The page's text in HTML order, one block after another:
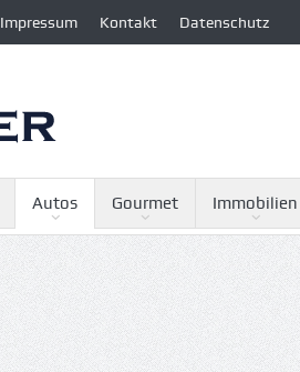
Impressum Kontakt Datenschutz
Autos Gourmet Immobilien